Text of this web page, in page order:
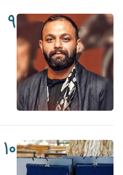
۹
۱۰